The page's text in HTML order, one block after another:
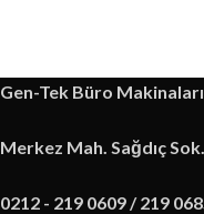
Gen-Tek Büro
Merkez Mah. Sağdıç
0212 - 219 0609 / 219